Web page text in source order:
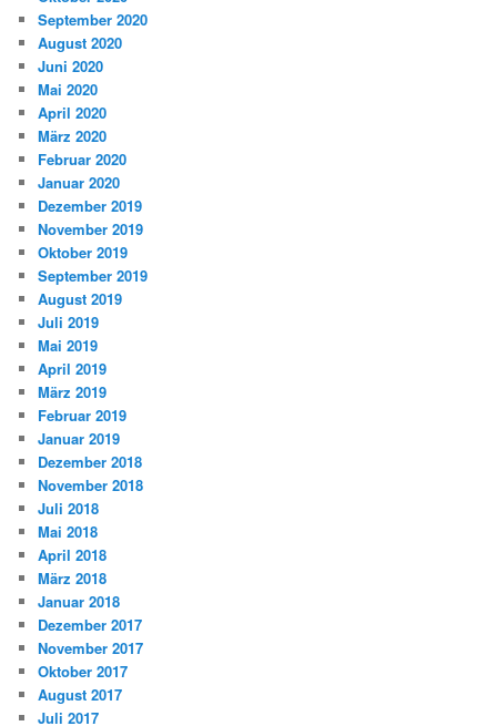
September 2020
August 2020
Juni 2020
Mai 2020
April 2020
März 2020
Februar 2020
Januar 2020
Dezember 2019
November 2019
Oktober 2019
September 2019
August 2019
Juli 2019
Mai 2019
April 2019
März 2019
Februar 2019
Januar 2019
Dezember 2018
November 2018
Juli 2018
Mai 2018
April 2018
März 2018
Januar 2018
Dezember 2017
November 2017
Oktober 2017
August 2017
Juli 2017